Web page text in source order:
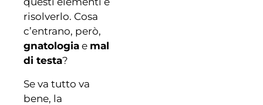
risolverlo. Cosa
c’entrano, però,
gnatologia e mal
di testa?
Se va tutto va
bene, la